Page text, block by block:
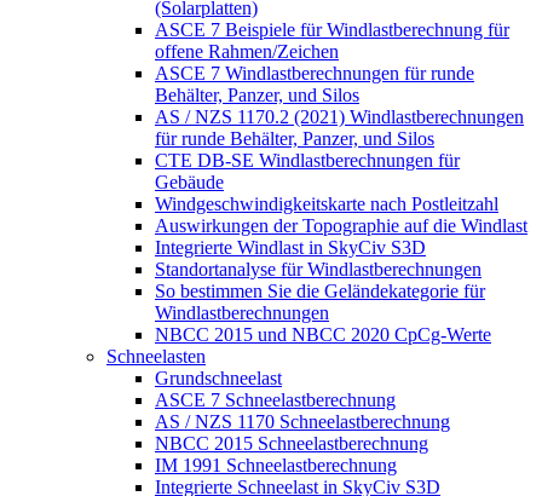
(Solarplatten)
ASCE 7 Beispiele für Windlastberechnung für
offene Rahmen/Zeichen
ASCE 7 Windlastberechnungen für runde
Behälter, Panzer, und Silos
AS / NZS 1170.2 (2021) Windlastberechnungen
für runde Behälter, Panzer, und Silos
CTE DB-SE Windlastberechnungen für
Gebäude
Windgeschwindigkeitskarte nach Postleitzahl
Auswirkungen der Topographie auf die Windlast
Integrierte Windlast in SkyCiv S3D
Standortanalyse für Windlastberechnungen
So bestimmen Sie die Geländekategorie für
Windlastberechnungen
NBCC 2015 und NBCC 2020 CpCg-Werte
Schneelasten
Grundschneelast
ASCE 7 Schneelastberechnung
AS / NZS 1170 Schneelastberechnung
NBCC 2015 Schneelastberechnung
IM 1991 Schneelastberechnung
Integrierte Schneelast in SkyCiv S3D